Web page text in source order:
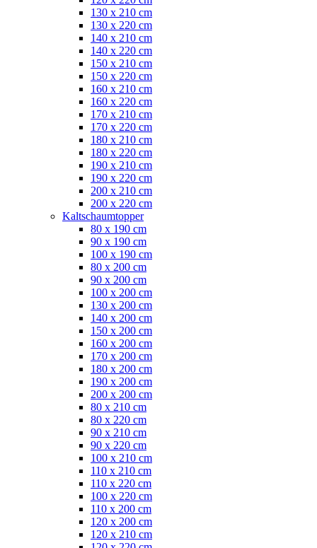
130 x 210 cm
130 x 220 cm
140 x 210 cm
140 x 220 cm
150 x 210 cm
150 x 220 cm
160 x 210 cm
160 x 220 cm
170 x 210 cm
170 x 220 cm
180 x 210 cm
180 x 220 cm
190 x 210 cm
190 x 220 cm
200 x 210 cm
200 x 220 cm
Kaltschaumtopper
80 x 190 cm
90 x 190 cm
100 x 190 cm
80 x 200 cm
90 x 200 cm
100 x 200 cm
130 x 200 cm
140 x 200 cm
150 x 200 cm
160 x 200 cm
170 x 200 cm
180 x 200 cm
190 x 200 cm
200 x 200 cm
80 x 210 cm
80 x 220 cm
90 x 210 cm
90 x 220 cm
100 x 210 cm
110 x 210 cm
110 x 220 cm
100 x 220 cm
110 x 200 cm
120 x 200 cm
120 x 210 cm